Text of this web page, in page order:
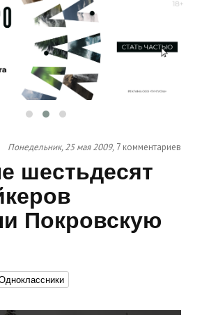
Понедельник, 25 мая 2009, 7 комментариев
шестьдесят
Покровскую